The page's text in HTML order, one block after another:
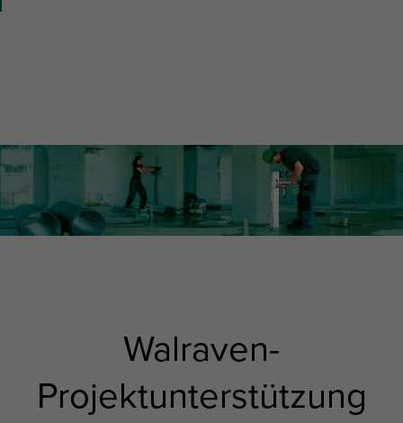
Walraven-
Projektunterstützung